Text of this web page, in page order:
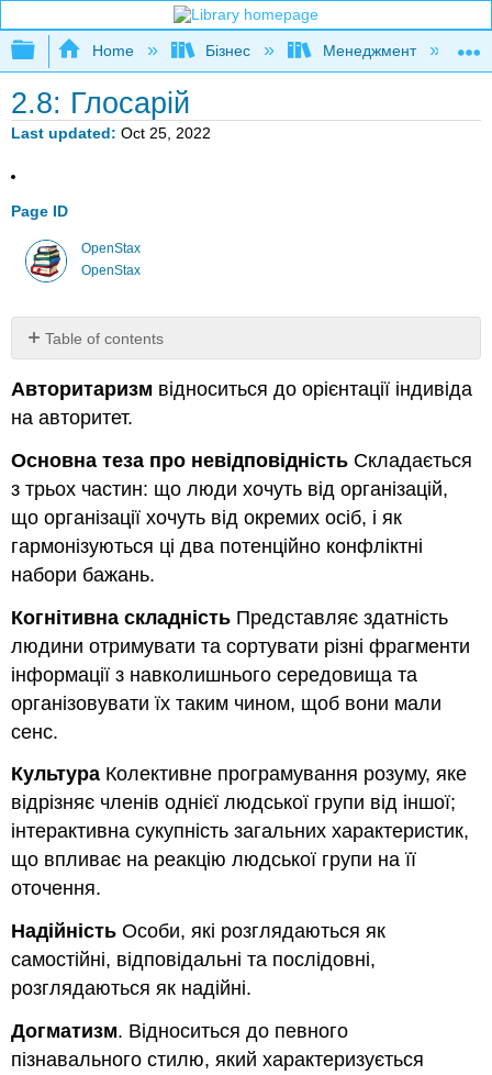
Expand/collapse global hierarchy
Home Бізнес Менеджмент
2.8: Глосарій
Last updated Oct 25, 2022
Page ID
OpenStax
OpenStax
Table of contents
No
Авторитаризм відноситься до орієнтації індивіда
на авторитет.
Основна теза про невідповідність Складається
з трьох частин: що люди хочуть від організацій,
що організації хочуть від окремих осіб, і як
гармонізуються ці два потенційно конфліктні
набори бажань.
Когнітивна складність Представляє здатність
людини отримувати та сортувати різні фрагменти
інформації з навколишнього середовища та
організовувати їх таким чином, щоб вони мали
сенс.
Культура Колективне програмування розуму, яке
відрізняє членів однієї людської групи від іншої;
інтерактивна сукупність загальних характеристик,
що впливає на реакцію людської групи на її
оточення.
Надійність Особи, які розглядаються як
самостійні, відповідальні та послідовні,
розглядаються як надійні.
Догматизм. Відноситься до певного
пізнавального стилю, який характеризується